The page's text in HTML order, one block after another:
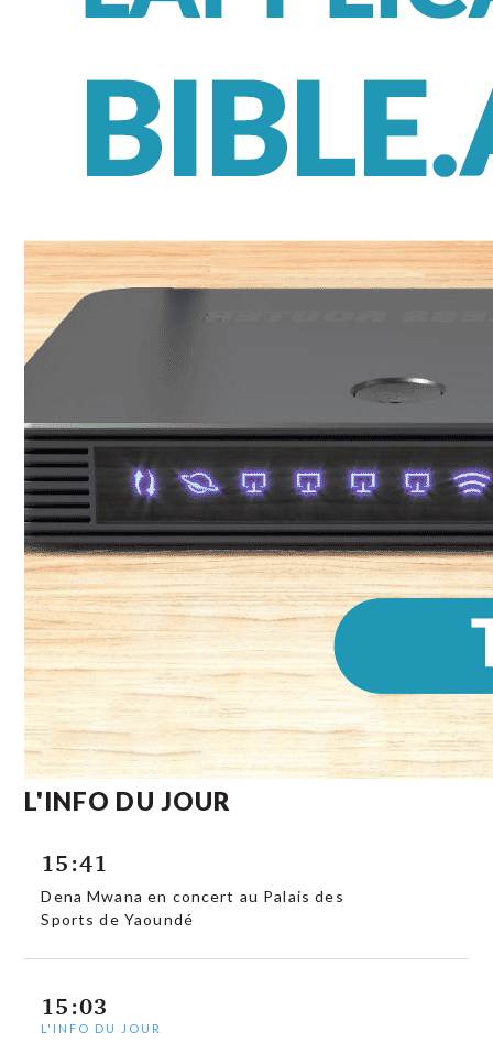
L'INFO DU JOUR
15:41
Dena Mwana en concert au Palais des
Sports de Yaoundé
15:03
L'INFO DU JOUR